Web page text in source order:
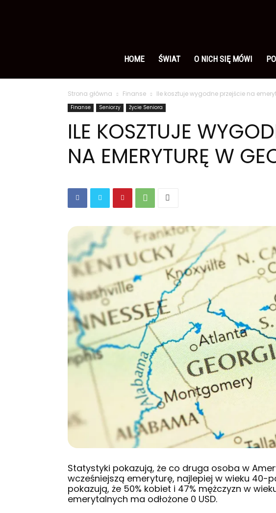
polsku
HOME ŚWIAT O NICH SIĘ MÓWI
Strona główna Finanse Ile kosztuje wygodne przejście na
Finanse Seniorzy Życie Seniora
ILE KOSZTUJE
NA EMERYTURĘ W
Statystyki pokazują, że co druga osoba w
wcześniejszą emeryturę, najlepiej w wieku 40-
pokazują, że 50% kobiet i 47% mężczyzn w
emerytalnych ma odłożone 0 USD.